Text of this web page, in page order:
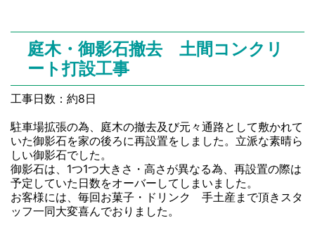
庭木・御影石撤去 土間コンクリ
ート打設工事
工事日数：約8日
駐車場拡張の為、庭木の撤去及び元々通路として敷かれて
いた御影石を家の後ろに再設置をしました。立派な素晴ら
しい御影石でした。
御影石は、1つ1つ大きさ・高さが異なる為、再設置の際は
予定していた日数をオーバーしてしまいました。
お客様には、毎回お菓子・ドリンク 手土産まで頂きスタ
ッフ一同大変喜んでおりました。